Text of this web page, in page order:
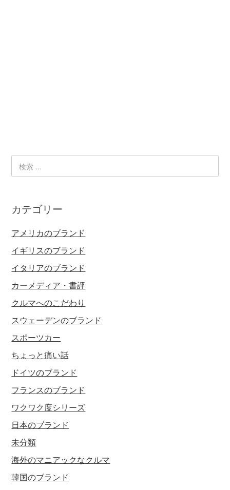
カテゴリー
アメリカのブランド
イギリスのブランド
イタリアのブランド
カーメディア・書評
クルマへのこだわり
スウェーデンのブランド
スポーツカー
ちょっと痛い話
ドイツのブランド
フランスのブランド
ワクワク度シリーズ
日本のブランド
未分類
海外のマニアックなクルマ
韓国のブランド